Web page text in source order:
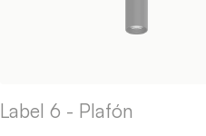
Label 6 - Plafón